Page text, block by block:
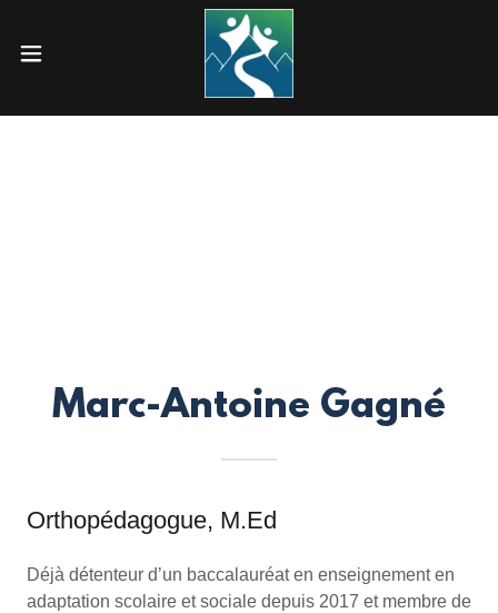
Marc-Antoine Gagné
Orthopédagogue, M.Ed
Déjà détenteur d’un baccalauréat en enseignement en
adaptation scolaire et sociale depuis 2017 et membre de